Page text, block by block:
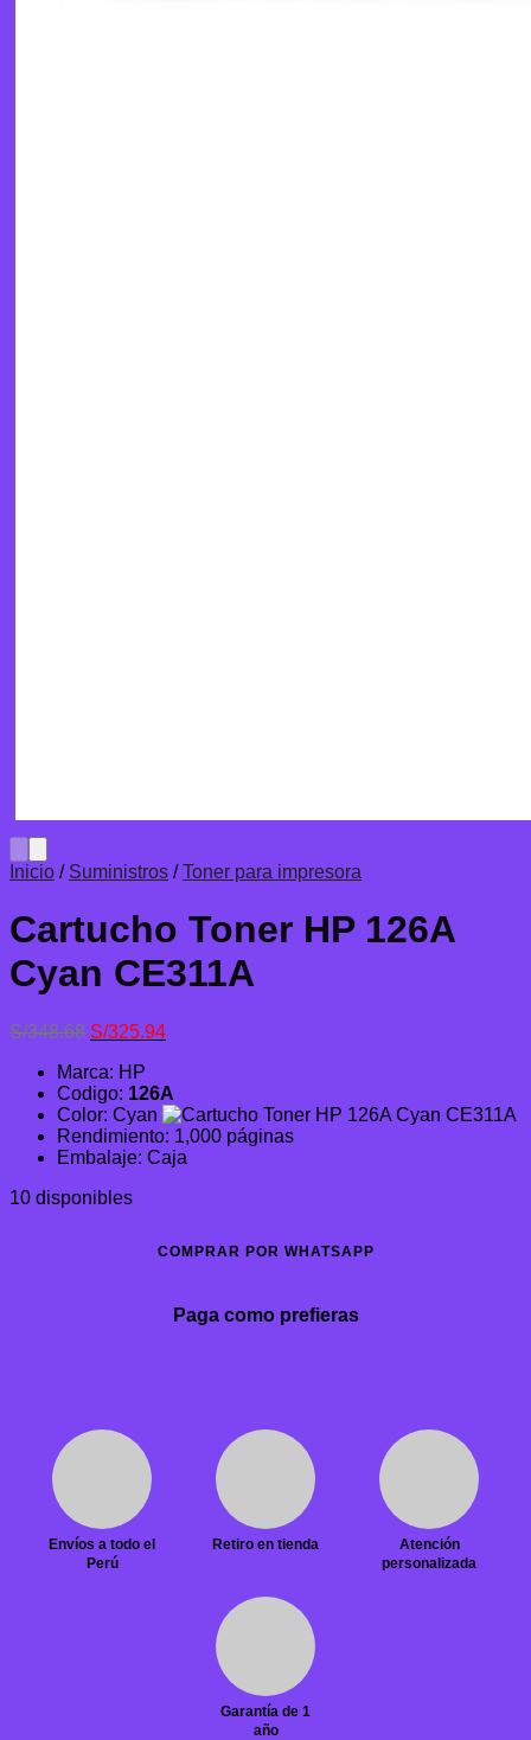
Inicio / Suministros / Toner para impresora
Cartucho Toner HP 126A
Cyan CE311A
S/348.68 El
original
era:
S/348.68.
S/325.94El
es:
S/325.94.
Marca: HP
Codigo: 126A
Color: Cyan
Rendimiento: 1,000 páginas
Embalaje: Caja
10 disponibles
COMPRAR POR WHATSAPP
Paga como prefieras
Envíos a todo el
Perú
Retiro en tienda
Atención
personalizada
Garantía de 1
año